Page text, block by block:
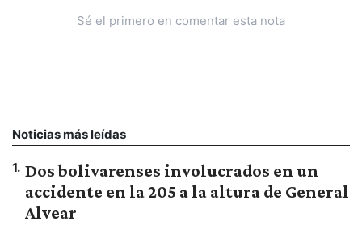
Sé el primero en comentar esta nota
Noticias más leídas
1. Dos bolivarenses involucrados en un
accidente en la 205 a la altura de General
Alvear